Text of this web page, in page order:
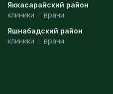
Яккасарайский район
клиники · врачи
Яшнабадский район
клиники · врачи